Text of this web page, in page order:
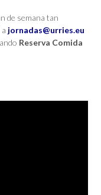
de semana tan
jornadas@urries.eu
Reserva Comida